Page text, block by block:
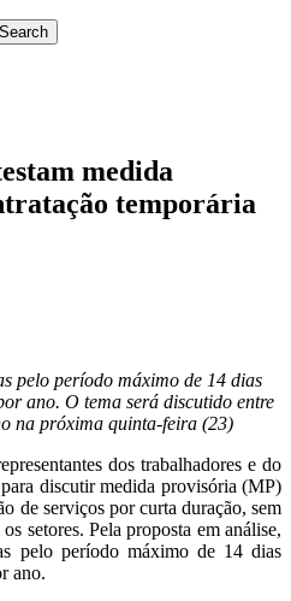
Search
medida
temporária
pelo período máximo de 14 dias
ano. O tema será discutido entre
na próxima quinta-feira (23)
dos trabalhadores e do
discutir medida provisória (MP)
de serviços por curta duração, sem
setores. Pela proposta em análise,
pelo período máximo de 14 dias
ano.